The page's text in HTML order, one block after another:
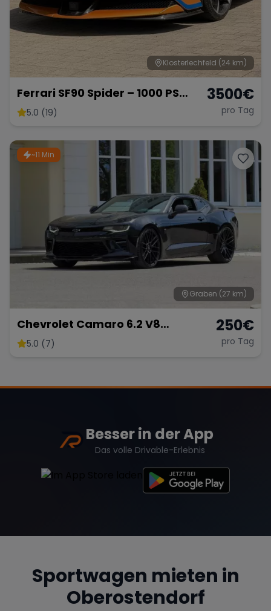
Klosterlechfeld (24 km)
Ferrari SF90 Spider – 1000 PS
Supersportwagen
5.0 (19)
3500€
pro Tag
~11 Min
Graben (27 km)
Chevrolet Camaro 6.2 V8
Customkingz
5.0 (7)
250€
pro Tag
Besser in der App
Das volle Drivable-Erlebnis
Sportwagen mieten in
Oberostendorf